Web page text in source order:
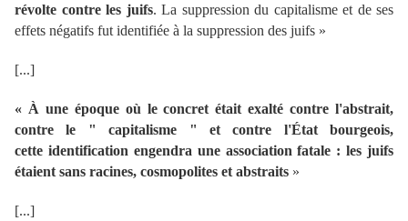
révolte contre les juifs. La suppression du capitalisme et de ses
effets négatifs fut identifiée à la suppression des juifs »
[...]
« À une époque où le concret était exalté contre l'abstrait,
contre le " capitalisme " et contre l'État bourgeois,
cette identification engendra une association fatale : les juifs
étaient sans racines, cosmopolites et abstraits »
[...]